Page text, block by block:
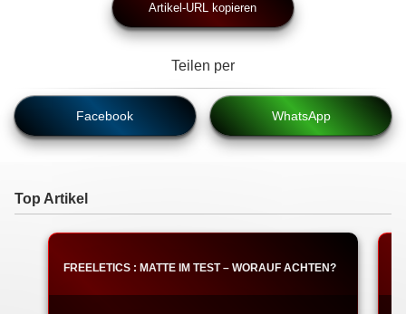
Artikel-URL kopieren
Teilen per
Facebook WhatsApp
Top Artikel
FREELETICS : MATTE IM TEST – WORAUF ACHTEN?